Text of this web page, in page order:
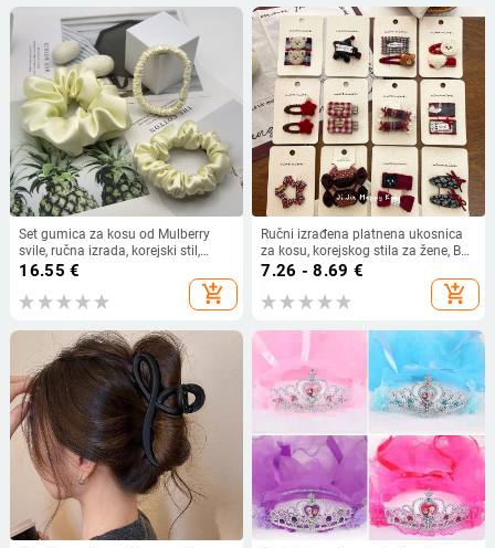
Set gumica za kosu od Mulberry
svile, ručna izrada, korejski stil,
visoka elastičnost, bez umetaka
16.55 €
add_shopping_cart
Ručni izrađena platnena ukosnica
za kosu, korejskog stila za žene, BB
klip, bočni klip, retro mašna
7.26 - 8.69 €
add_shopping_cart